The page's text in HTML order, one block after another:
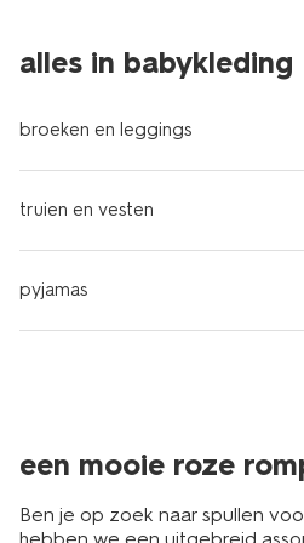
alles in babykleding
broeken en leggings
truien en vesten
pyjamas
een mooie roze
Ben je op zoek naar spullen